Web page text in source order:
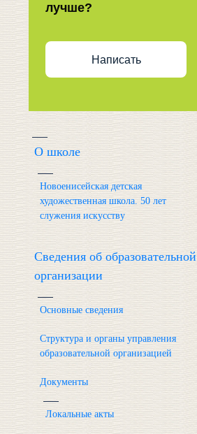
лучше?
Написать
О школе
Новоенисейская детская
художественная школа. 50 лет
служения искусству
Сведения об образовательной
организации
Основные сведения
Структура и органы управления
образовательной организацией
Документы
Локальные акты